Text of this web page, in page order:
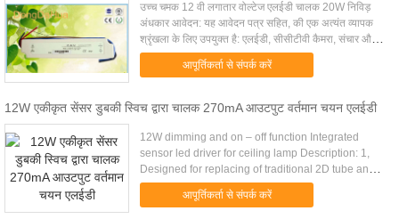
उच्च चमक 12 वी लगातार वोल्टेज एलईडी चालक 20W निविड़
अंधकार आवेदन: यह आवेदन पत्र सहित, की एक अत्यंत व्यापक
श्रृंखला के लिए उपयुक्त है: एलईडी, सीसीटीवी कैमरा, संचार और
सुरक्षा उत्पादों; एलईडी पट्टी प्रकाश / एलईडी ...
आपूर्तिकर्ता से संपर्क करें
12W एकीकृत सेंसर डुबकी स्विच द्वारा चालक 270mA आउटपुट वर्तमान चयन एलईडी
12W dimming and on – off function Integrated
sensor led driver for ceiling lamp Description: 1,
Designed for replacing of traditional 2D tube and
ceiling lamp 2, Sensor part only take up 35x35mm
area on led ......आपूर्तिकर्ता से संपर्क करें